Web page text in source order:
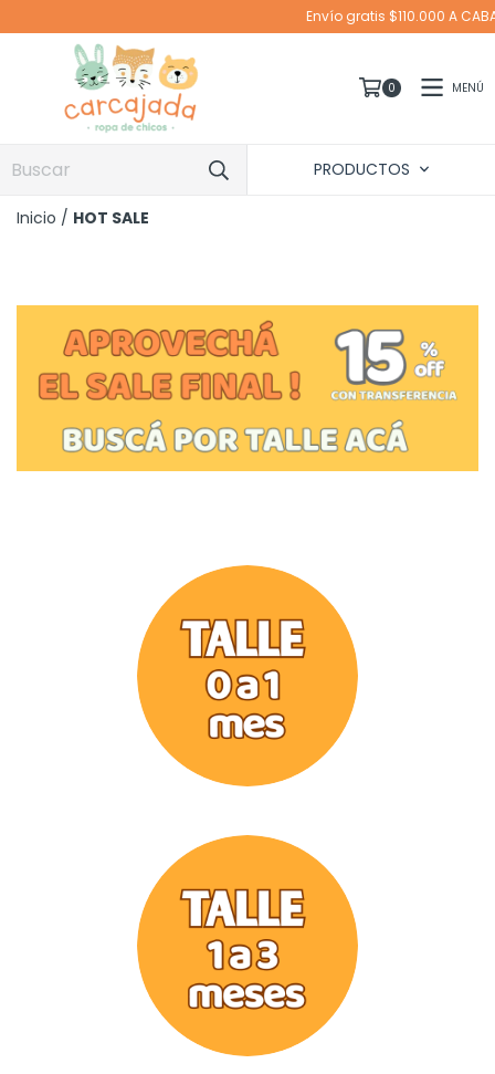
Envío gratis $110.000 A CABA EN MOTO Y SUCURSAL
0 MENÚ
PRODUCTOS
Inicio / HOT SALE